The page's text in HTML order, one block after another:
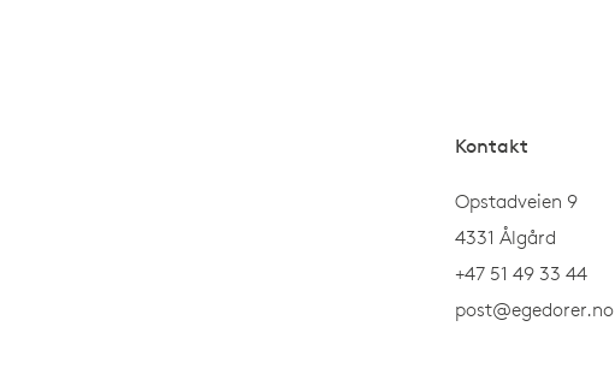
Kontakt
Opstadveien 9
4331 Ålgård
+47 51 49 33 44
post@egedorer.no